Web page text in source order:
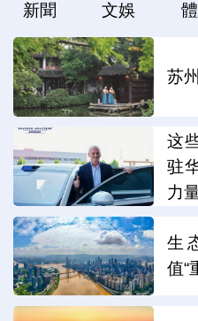
新聞 文娛
苏
这
驻
力
生
值“